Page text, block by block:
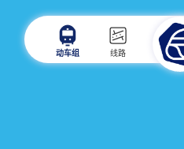
动车组 线路